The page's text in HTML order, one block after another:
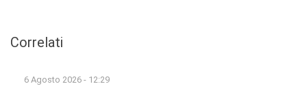
Correlati
6 Agosto 2026 - 12:29